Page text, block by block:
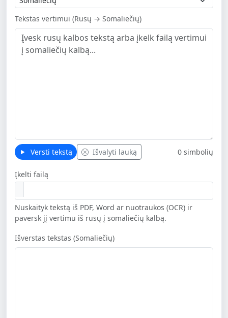
Tekstas vertimui (Rusų → Somaliečių)
Versti tekstą Išvalyti lauką 0 simbolių
Įkelti failą
Nuskaityk tekstą iš PDF, Word ar nuotraukos (OCR) ir
paversk jį vertimu iš rusų į somaliečių kalbą.
Išverstas tekstas (Somaliečių)